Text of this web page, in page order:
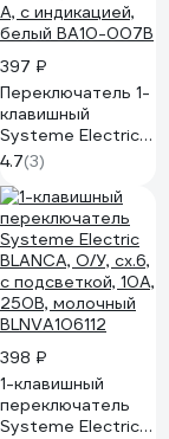
397 ₽
Переключатель 1-
клавишный
Systeme Electric
(Schneider
Electric) Этюд, 10
А, с индикацией,
белый BA10-007B
4.7(3)
398 ₽
1-клавишный
переключатель
Systeme Electric